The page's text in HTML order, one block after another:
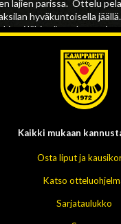
lajien parissa. Ottelu
hyväkuntoisella
lähinnä
ilman vakavampia
valitut pojat pääsevät
viikolla ehjänä. Kampparit
vahvempi lajitaito ja
0-6 johdon. Toinen
ei jäänyt epäselvää
3 – 10 (0-6).
peli-ilme.
ja terävyys
Ville Särkkä 3,
Esu Rytkönen 1, Ville
Kaikki mukaan
Osta liput ja
Katso
Sarjataulukko